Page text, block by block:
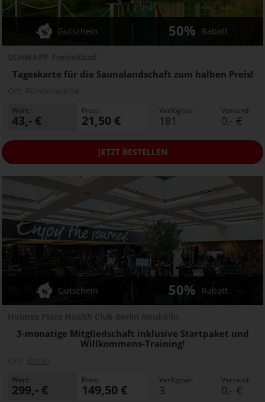
Tageskarte für die Saunalandschaft zum halben Preis!
Gutschein 50% Rabatt
Wert:
43,- €
Preis:
21,50 €
Verfügbar:
181
Versand:
0,- €
JETZTBESTELLEN
3-monatige Mitgliedschaft inklusive Startpaket und
Willkommens-Training!
Gutschein 50% Rabatt
Wert:
299,- €
Preis:
149,50 €
Verfügbar:
3
Versand:
0,- €